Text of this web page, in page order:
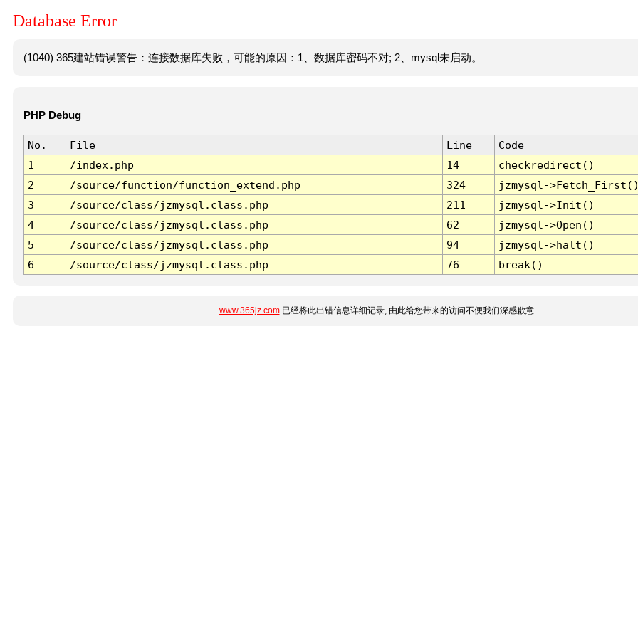
Database Error
(1040) 365建站错误警告：连接数据库失败，可能的原因：1、数据库密码不对; 2、mysql未启动。
PHP Debug
No. File Line
Code
1
/index.php 14
checkredirect()
2
/source/function/function_extend.php 324
jzmysql-
3
/source/class/jzmysql.class.php 211
jzmysql->Init()
4
/source/class/jzmysql.class.php 62
jzmysql->Open()
5
/source/class/jzmysql.class.php 94
jzmysql->halt()
6
/source/class/jzmysql.class.php 76 break()
www.365jz.com已经将此出错信息详细记录, 由此给您带来的访问不便我们深感歉意.